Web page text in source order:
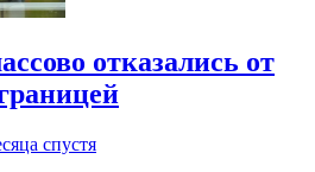
отказались от
спустя